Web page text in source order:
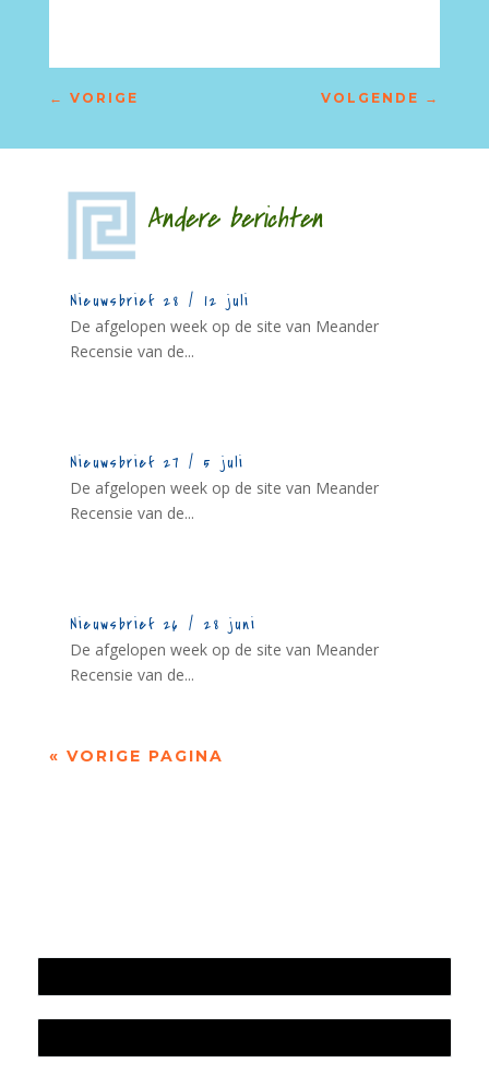
← VORIGE VOLGENDE →
Andere berichten
Nieuwsbrief 28 / 12 juli
De afgelopen week op de site van Meander
Recensie van de...
Nieuwsbrief 27 / 5 juli
De afgelopen week op de site van Meander
Recensie van de...
Nieuwsbrief 26 / 28 juni
De afgelopen week op de site van Meander
Recensie van de...
« VORIGE PAGINA